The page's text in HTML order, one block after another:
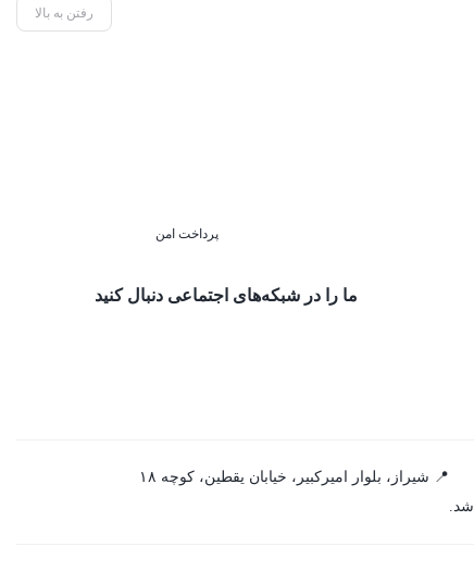
رفتن به بالا
پرداخت امن
ما را در شبکه‌های اجتماعی دنبال کنید
📍 شیراز، بلوار امیرکبیر، خیابان یقطین، کوچه ۱۸